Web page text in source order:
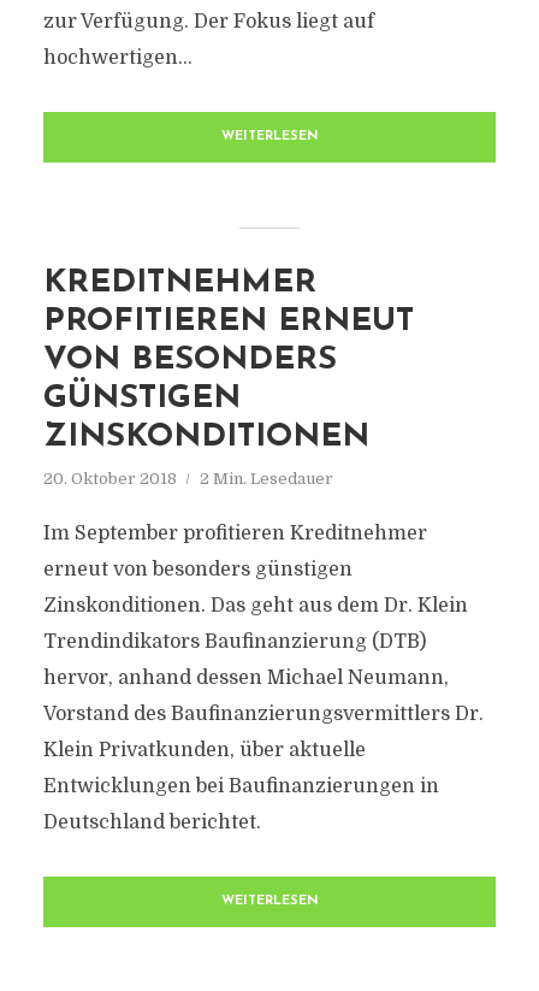
zur Verfügung. Der Fokus liegt auf
hochwertigen...
WEITERLESEN
KREDITNEHMER
PROFITIEREN ERNEUT
VON BESONDERS
GÜNSTIGEN
ZINSKONDITIONEN
20. Oktober 2018 2 Min. Lesedauer
Im September profitieren Kreditnehmer
erneut von besonders günstigen
Zinskonditionen. Das geht aus dem Dr. Klein
Trendindikators Baufinanzierung (DTB)
hervor, anhand dessen Michael Neumann,
Vorstand des Baufinanzierungsvermittlers Dr.
Klein Privatkunden, über aktuelle
Entwicklungen bei Baufinanzierungen in
Deutschland berichtet.
WEITERLESEN